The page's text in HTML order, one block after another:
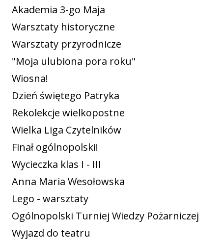
Akademia 3-go Maja
Warsztaty historyczne
Warsztaty przyrodnicze
"Moja ulubiona pora roku"
Wiosna!
Dzień świętego Patryka
Rekolekcje wielkopostne
Wielka Liga Czytelników
Finał ogólnopolski!
Wycieczka klas I - III
Anna Maria Wesołowska
Lego - warsztaty
Ogólnopolski Turniej Wiedzy Pożarniczej
Wyjazd do teatru